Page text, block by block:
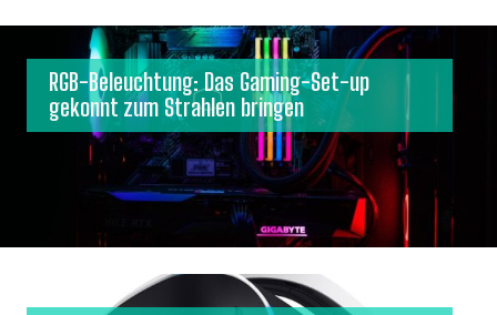
RGB-Beleuchtung: Das Gaming-Set-up
gekonnt zum Strahlen bringen